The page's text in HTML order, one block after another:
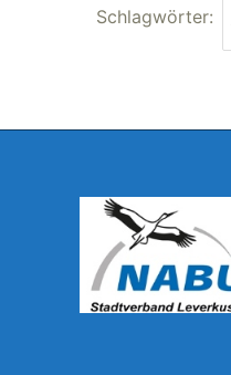
Schlagwörter: